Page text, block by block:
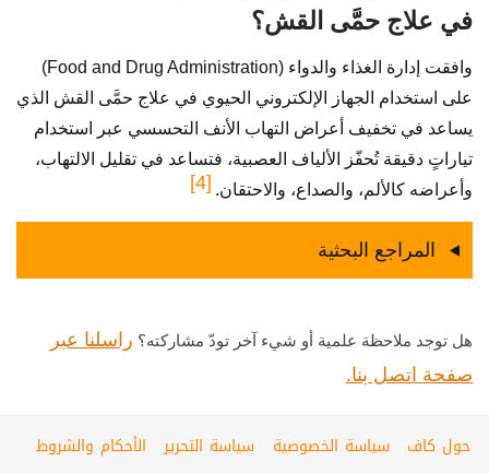
في علاج حمَّى القش؟
وافقت إدارة الغذاء والدواء (Food and Drug Administration)
على استخدام الجهاز الإلكتروني الحيوي في علاج حمَّى القش الذي
يساعد في تخفيف أعراض التهاب الأنف التحسسي عبر استخدام
تياراتٍ دقيقة تُحفّز الألياف العصبية، فتساعد في تقليل الالتهاب،
وأعراضه كالألم، والصداع، والاحتقان. [4]
المراجع البحثية
هل توجد ملاحظة علمية أو شيء آخر تودّ مشاركته؟ راسلنا عبر
صفحة اتصل بنا.
حول كاف سياسة الخصوصية سياسة التحرير الأحكام والشروط